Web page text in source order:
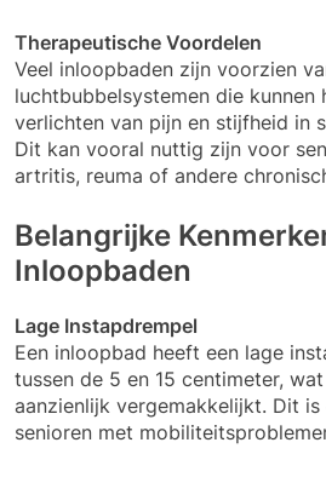
Therapeutische Voordelen
Veel inloopbaden zijn voorzien
luchtbubbelsystemen die kunnen
verlichten van pijn en stijfheid in
Dit kan vooral nuttig zijn voor
artritis, reuma of andere
Belangrijke
Inloopbaden
Lage Instapdrempel
Een inloopbad heeft een lage
tussen de 5 en 15 centimeter,
aanzienlijk vergemakkelijkt. Dit
senioren met